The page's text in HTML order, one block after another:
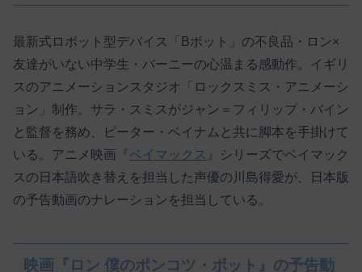
最新式ロボット型デバイス「Bボット」の不良品・ロン×
友達がいない中学生・バーニーの心温まる感動作。イギリ
スのアニメーションスタジオ「ロックスミス・アニメーシ
ョン」制作。サラ・スミスがジャン＝フィリップ・バイン
と監督を務め、ピーター・ベイナムと共に脚本を手掛けて
いる。アニメ映画『 ベイマックス 』シリーズでベイマック
スの日本語吹き替えを担当した声優の川島得愛が、日本版
の予告動画のナレーションを担当している。
映画『ロン 僕のポンコツ・ボット』の予告動